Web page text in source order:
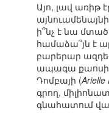
Այո, լավ առիթ
ի՞նչ է նա
համաձա՞յն է
բարերար
ապագա քաոսի
Դոմբայի (Arielle
գրող,
գնահատում